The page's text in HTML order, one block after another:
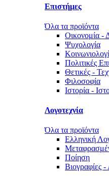
Επιστήμες
Όλα τα προϊόντα
Οικονομία -
Ψυχολογία
Πολιτικές
Θετικές -
Φιλοσοφία
Ιστορία -
Λογοτεχνία
Όλα τα προϊόντα
Ελληνική
Ποίηση
Βιογραφίες -